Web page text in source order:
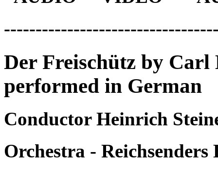
Der Freischütz by
performed in German
Conductor Heinrich
Orchestra - Reichsenders